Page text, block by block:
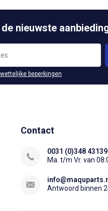
nieuwste
beperkingen
Contact
0031 (0)348
Ma. t/m Vr. van
Antwoord binnen